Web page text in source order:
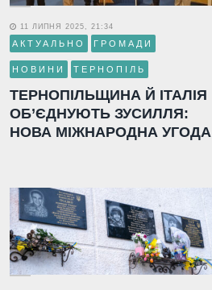
11 ЛИПНЯ 2025, 21:34
АКТУАЛЬНО ГРОМАДИ
НОВИНИ ТЕРНОПІЛЬ
ТЕРНОПІЛЬЩИНА Й ІТАЛІЯ
ОБ’ЄДНУЮТЬ ЗУСИЛЛЯ:
НОВА МІЖНАРОДНА УГОДА